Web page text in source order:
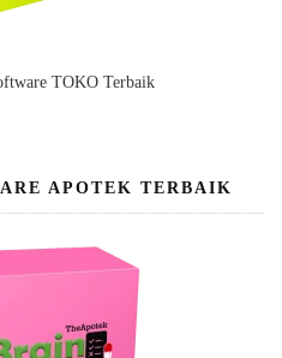
TOKO Terbaik
APOTEK TERBAIK